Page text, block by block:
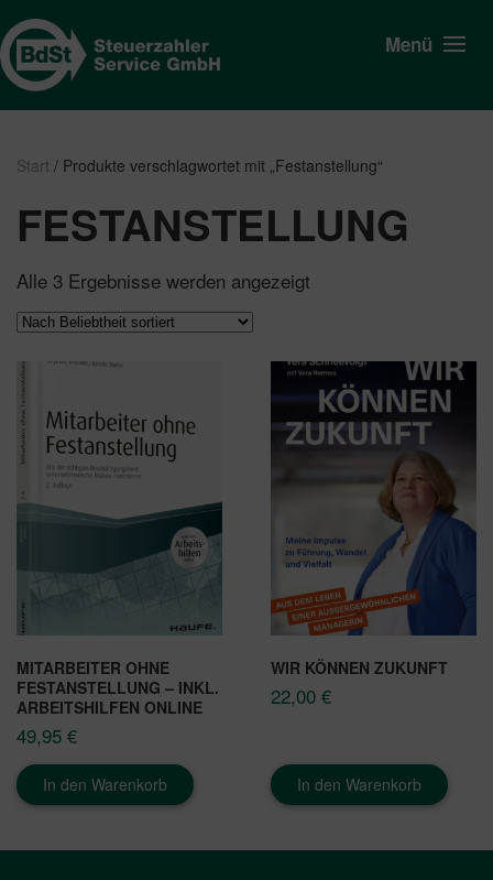
Menü
Start / Produkte verschlagwortet mit „Festanstellung“
FESTANSTELLUNG
Alle 3 Ergebnisse werden angezeigt
MITARBEITER OHNE
FESTANSTELLUNG – INKL.
ARBEITSHILFEN ONLINE
49,95 €
In den Warenkorb
WIR KÖNNEN ZUKUNFT
22,00 €
In den Warenkorb